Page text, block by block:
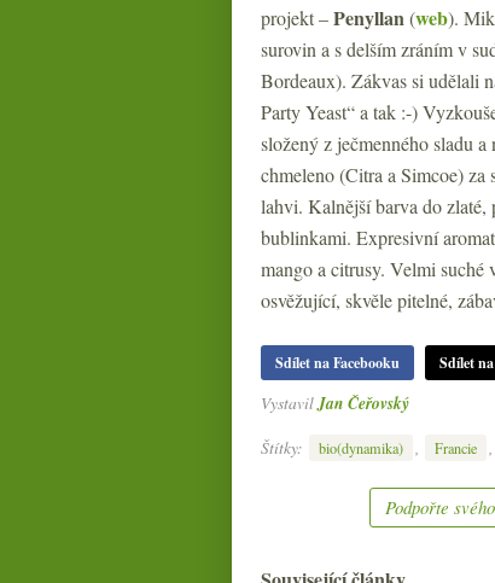
projekt –Penyllan(web).
surovin a s delším zráním v
Bordeaux). Zákvas si udělali
Party Yeast“ a tak :-)
složený z ječmenného sladu
chmeleno (Citra a Simcoe) za
lahvi. Kalnější barva do zlaté,
bublinkami. Expresivní
mango a citrusy. Velmi suché
osvěžující, skvěle pitelné,
Sdílet na Facebooku Sdílet
VystavilJan Čeřovský
Štítky:
bio(dynamika) Francie
Podpořte